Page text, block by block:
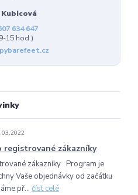
634 647
15 hod.)
zákazníky
zákazníky Program je
Vaše objednávky od začátku
př... číst celé